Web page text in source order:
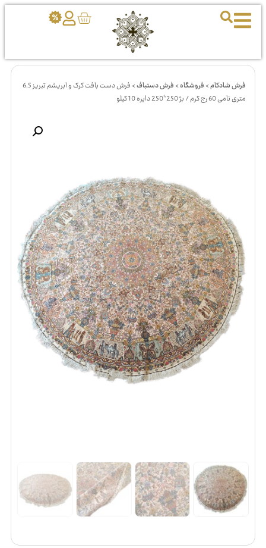
فرش شادکام>فروشگاه>فرش دستباف>
فرش دست بافت کرک و ابریشم تبریز 6.5
متری نامی 60 رج کرم / بژ 250*250 دایره 10 کیلو